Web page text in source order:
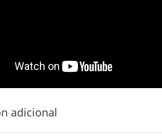
adicional